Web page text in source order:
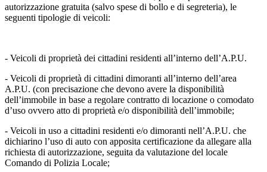
autorizzazione gratuita (salvo spese di bollo e di segreteria), le
seguenti tipologie di veicoli:
- Veicoli di proprietà dei cittadini residenti all’interno dell’A.P.U.
- Veicoli di proprietà di cittadini dimoranti all’interno dell’area
A.P.U. (con precisazione che devono avere la disponibilità
dell’immobile in base a regolare contratto di locazione o comodato
d’uso ovvero atto di proprietà e/o disponibilità dell’immobile;
- Veicoli in uso a cittadini residenti e/o dimoranti nell’A.P.U. che
dichiarino l’uso di auto con apposita certificazione da allegare alla
richiesta di autorizzazione, seguita da valutazione del locale
Comando di Polizia Locale;